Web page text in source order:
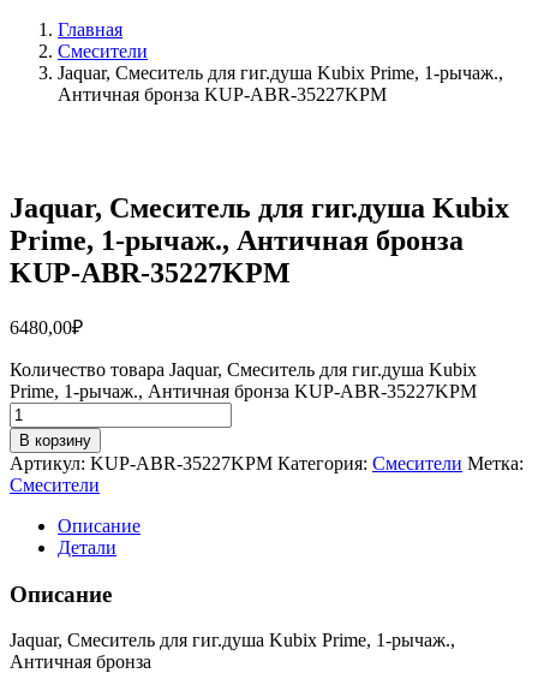
Главная
Смесители
Jaquar, Смеситель для гиг.душа Kubix Prime, 1-рычаж.,
Античная бронза KUP-ABR-35227KPM
Jaquar, Смеситель для гиг.душа Kubix
Prime, 1-рычаж., Античная бронза
KUP-ABR-35227KPM
6480,00₽
Количество товара Jaquar, Смеситель для гиг.душа Kubix
Prime, 1-рычаж., Античная бронза KUP-ABR-35227KPM
В корзину
Артикул: KUP-ABR-35227KPM Категория: Смесители Метка:
Смесители
Описание
Детали
Описание
Jaquar, Смеситель для гиг.душа Kubix Prime, 1-рычаж.,
Античная бронза